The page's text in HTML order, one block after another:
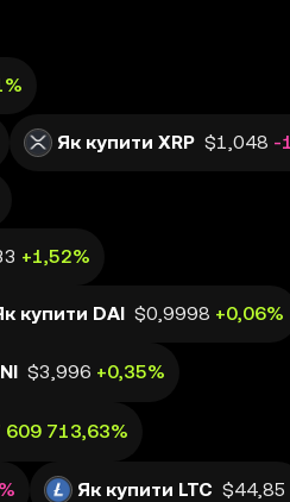
Як купити XRP $1,048 -
+1,52%
купити DAI $0,9998 +0,06%
$3,996 +0,35%
609 713,63%
Як купити LTC $44,85